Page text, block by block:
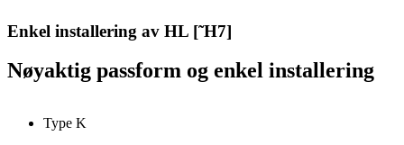
Enkel installering av HL [˜H7]
Nøyaktig passform og enkel installering
Type K